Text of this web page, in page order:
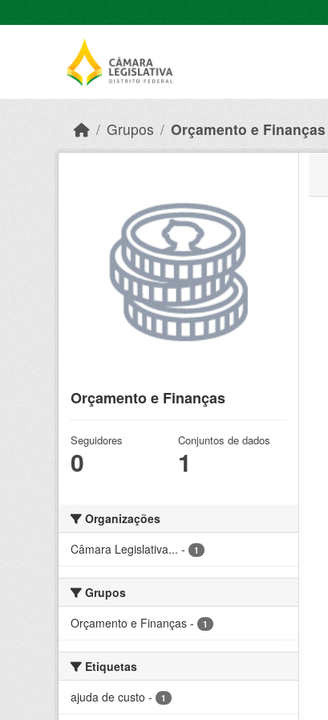
Grupos Orçamento e Finanças
Orçamento e Finanças
Seguidores
0
Conjuntos de dados
1
Organizações
Câmara Legislativa... - 1
Grupos
Orçamento e Finanças - 1
Etiquetas
ajuda de custo - 1